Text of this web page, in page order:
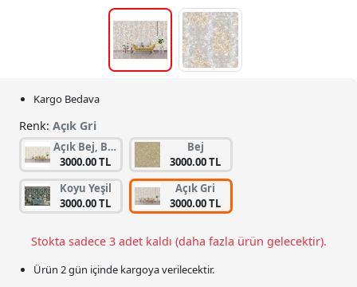
Kargo Bedava
Renk: Açık Gri
Açık Bej, Beyaz
3000.00 TL
Bej
3000.00 TL
Koyu Yeşil
3000.00 TL
Açık Gri
3000.00 TL
Stokta sadece 3 adet kaldı (daha fazla ürün gelecektir).
Ürün 2 gün içinde kargoya verilecektir.